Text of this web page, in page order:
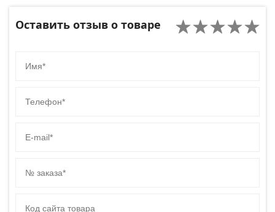
Оставить отзыв о товаре